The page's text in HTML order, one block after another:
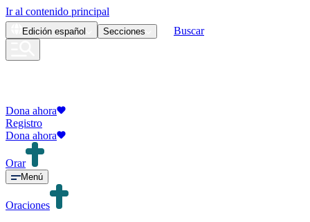
Ir al contenido principal
Edición español Secciones Buscar
Dona ahora
Registro
Dona ahora
Orar
Menú
Oraciones